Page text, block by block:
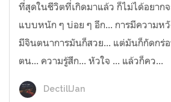
ที่สุดในชีวิตที่เกิดมาแล้ว ก็ไม่ได้อยาก
แบบหนัก ๆ บ่อย ๆ อีก... การมีความห
มีจินตนาการมันก็สวย... แต่มันก็กัดก
ตน... ความรู้สึก... หัวใจ ... แล้วก็คว...
DectillJan